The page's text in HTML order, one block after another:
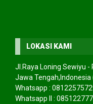
LOKASI KAMI
Jl.Raya Loning Sewiyu
Jawa Tengah,Indonesia
Whatsapp :
Whatsapp II :